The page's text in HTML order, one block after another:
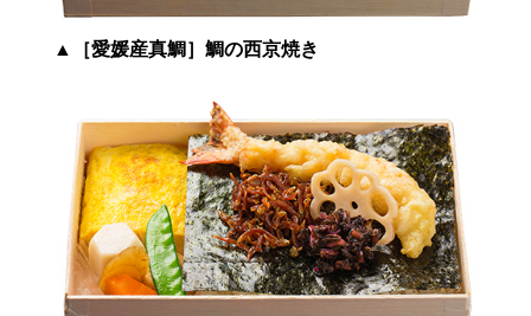
▲ ［愛媛産真鯛］鯛の西京焼き